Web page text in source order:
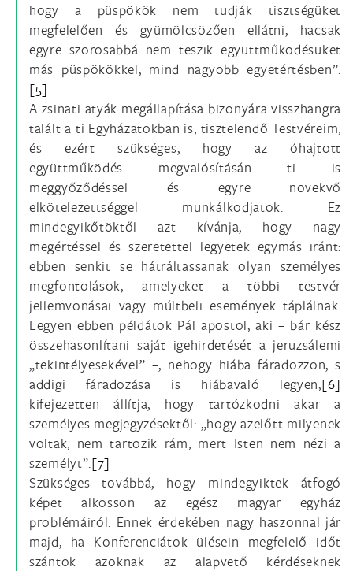
hogy a püspökök nem tudják tisztségüket
megfelelően és gyümölcsözően ellátni, hacsak
egyre szorosabbá nem teszik együttműködésüket
más püspökökkel, mind nagyobb egyetértésben”.
[5]
A zsinati atyák megállapítása bizonyára visszhangra
talált a ti Egyházatokban is, tisztelendő Testvéreim,
és ezért szükséges, hogy az óhajtott
együttműködés megvalósításán ti is
meggyőződéssel és egyre növekvő
elkötelezettséggel munkálkodjatok. Ez
mindegyikőtöktől azt kívánja, hogy nagy
megértéssel és szeretettel legyetek egymás iránt:
ebben senkit se hátráltassanak olyan személyes
megfontolások, amelyeket a többi testvér
jellemvonásai vagy múltbeli események táplálnak.
Legyen ebben példátok Pál apostol, aki – bár kész
összehasonlítani saját igehirdetését a jeruzsálemi
„tekintélyesekével” –, nehogy hiába fáradozzon, s
addigi fáradozása is hiábavaló legyen,[6]
kifejezetten állítja, hogy tartózkodni akar a
személyes megjegyzésektől: „hogy azelőtt milyenek
voltak, nem tartozik rám, mert Isten nem nézi a
személyt”.[7]
Szükséges továbbá, hogy mindegyiktek átfogó
képet alkosson az egész magyar egyház
problémáiról. Ennek érdekében nagy haszonnal jár
majd, ha Konferenciátok ülésein megfelelő időt
szántok azoknak az alapvető kérdéseknek